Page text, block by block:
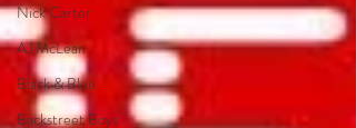
Nick Carter
AJ McLean
Black & Blue
Backstreet Boys